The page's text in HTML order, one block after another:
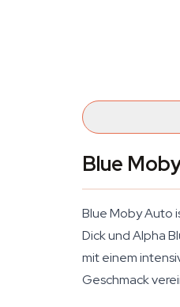
Blue
Blue Moby Auto
Dick und Alpha
mit einem
Geschmack